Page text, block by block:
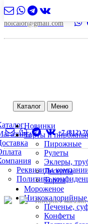
nolcalor@gmail.com
Каталог Меню
Реквизиты
Политика
Новинки
Торты и
Пирожные
Рулеты
Эклеры,
Десерты
Торты
Мороженое
Низкокалорийные
Печенье,
Конфеты
+7 (812)
Интернет-